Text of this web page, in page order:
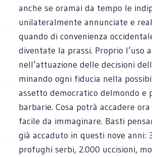
anche se oramai da tempo le
unilateralmente annunciate e
quando di convenienza
diventate la prassi. Proprio l’uso
nell’attuazione delle decisioni
minando ogni fiducia nella
assetto democratico delmondo e
barbarie. Cosa potrà accadere ora
facile da immaginare. Basti
già accaduto in questi nove anni:
profughi serbi, 2.000 uccisioni,